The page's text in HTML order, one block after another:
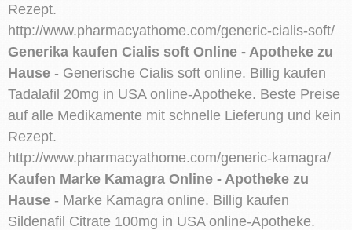
Rezept.
http://www.pharmacyathome.com/generic-cialis-soft/
Generika kaufen Cialis soft Online - Apotheke zu
Hause - Generische Cialis soft online. Billig kaufen
Tadalafil 20mg in USA online-Apotheke. Beste Preise
auf alle Medikamente mit schnelle Lieferung und kein
Rezept.
http://www.pharmacyathome.com/generic-kamagra/
Kaufen Marke Kamagra Online - Apotheke zu
Hause - Marke Kamagra online. Billig kaufen
Sildenafil Citrate 100mg in USA online-Apotheke.